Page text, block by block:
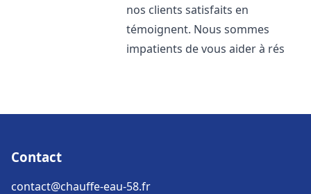
nos clients satisfaits en
témoignent. Nous sommes
impatients de vous aider à rés
Contact
contact@chauffe-eau-58.fr